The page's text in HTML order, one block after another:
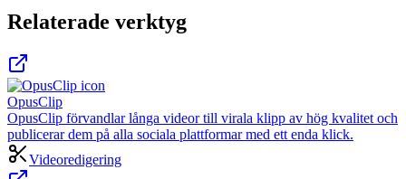
Relaterade verktyg
OpusClip
OpusClip förvandlar långa videor till virala klipp av hög kvalitet och
publicerar dem på alla sociala plattformar med ett enda klick.
Videoredigering